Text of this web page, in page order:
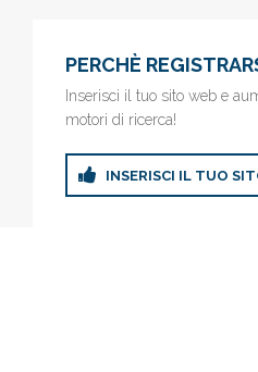
PERCHÈ
Inserisci il tuo sito web e
motori di ricerca!
INSERISCI IL TUO